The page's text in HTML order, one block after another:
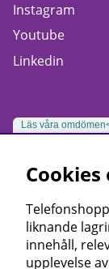
Instagram
Youtube
Linkedin
Läs våra
liknande
innehåll,
upplevelse